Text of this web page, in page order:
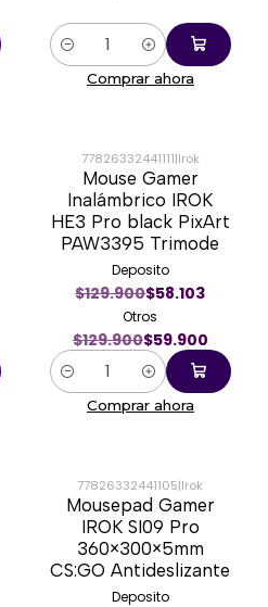
Cantidad
Comprar ahora
-54%
77826332441111|Irok
Mouse Gamer
Inalámbrico IROK
HE3 Pro black PixArt
PAW3395 Trimode
Deposito
$129.900$58.103
Otros
$129.900$59.900
Cantidad
Comprar ahora
-66%
77826332441105|Irok
Mousepad Gamer
IROK SI09 Pro
360×300×5mm
CS:GO Antideslizante
Deposito